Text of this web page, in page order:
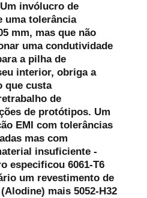
invólucro de
uma tolerância
mm, mas que não
uma condutividade
a pilha de
interior, obriga a
que custa
de
de protótipos. Um
EMI com tolerâncias
mas com
insuficiente -
especificou 6061-T6
um revestimento de
mais 5052-H32